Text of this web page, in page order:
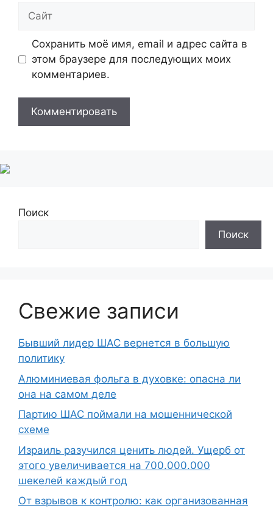
Сохранить моё имя, email и адрес сайта в
этом браузере для последующих моих
комментариев.
Поиск
Поиск
Свежие записи
Бывший лидер ШАС вернется в большую
политику
Алюминиевая фольга в духовке: опасна ли
она на самом деле
Партию ШАС поймали на мошеннической
схеме
Израиль разучился ценить людей. Ущерб от
этого увеличивается на 700.000.000
шекелей каждый год
От взрывов к контролю: как организованная